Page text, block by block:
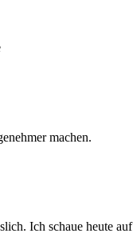
machen.
Ich schaue heute auf